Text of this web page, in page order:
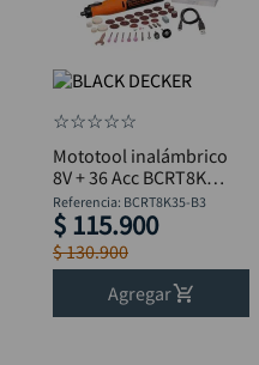
☆☆☆☆☆
Mototool inalámbrico
8V + 36 Acc BCRT8K35
B&D
Referencia: BCRT8K35-B3
$ 115.900
$130.900
Agregar